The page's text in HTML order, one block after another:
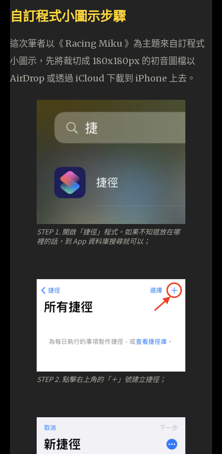
自訂程式小圖示步驟
這次筆者以《 Racing Miku 》為主題來自訂程式
小圖示，先將裁切成 180x180px 的初音圖檔以
AirDrop 或透過 iCloud 下載到 iPhone 上去。
STEP 1. 開啟「捷徑」程式。如果不知道放在哪
裡的話，到 App 資料庫搜尋就可以；
STEP 2. 點擊右上角的「＋」號建立捷徑；